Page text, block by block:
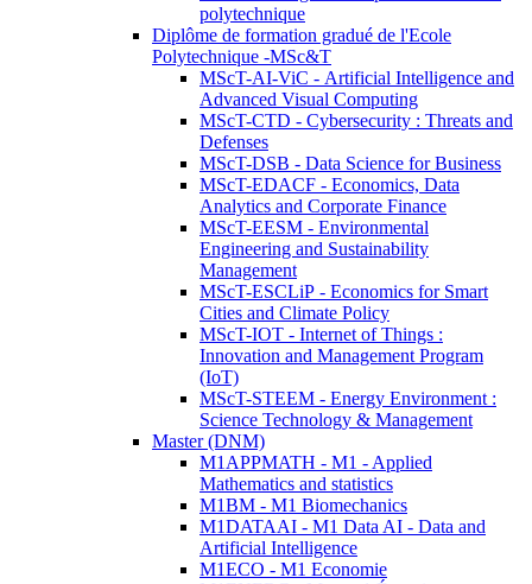
polytechnique
Diplôme de formation gradué de l'Ecole
Polytechnique -MSc&T
MScT-AI-ViC - Artificial Intelligence and
Advanced Visual Computing
MScT-CTD - Cybersecurity : Threats and
Defenses
MScT-DSB - Data Science for Business
MScT-EDACF - Economics, Data
Analytics and Corporate Finance
MScT-EESM - Environmental
Engineering and Sustainability
Management
MScT-ESCLiP - Economics for Smart
Cities and Climate Policy
MScT-IOT - Internet of Things :
Innovation and Management Program
(IoT)
MScT-STEEM - Energy Environment :
Science Technology & Management
Master (DNM)
M1APPMATH - M1 - Applied
Mathematics and statistics
M1BM - M1 Biomechanics
M1DATAAI - M1 Data AI - Data and
Artificial Intelligence
M1ECO - M1 Economie